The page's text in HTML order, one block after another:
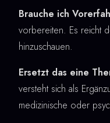
Brauche ich
vorbereiten. Es reicht
hinzuschauen.
Ersetzt das eine
versteht sich als
medizinische oder